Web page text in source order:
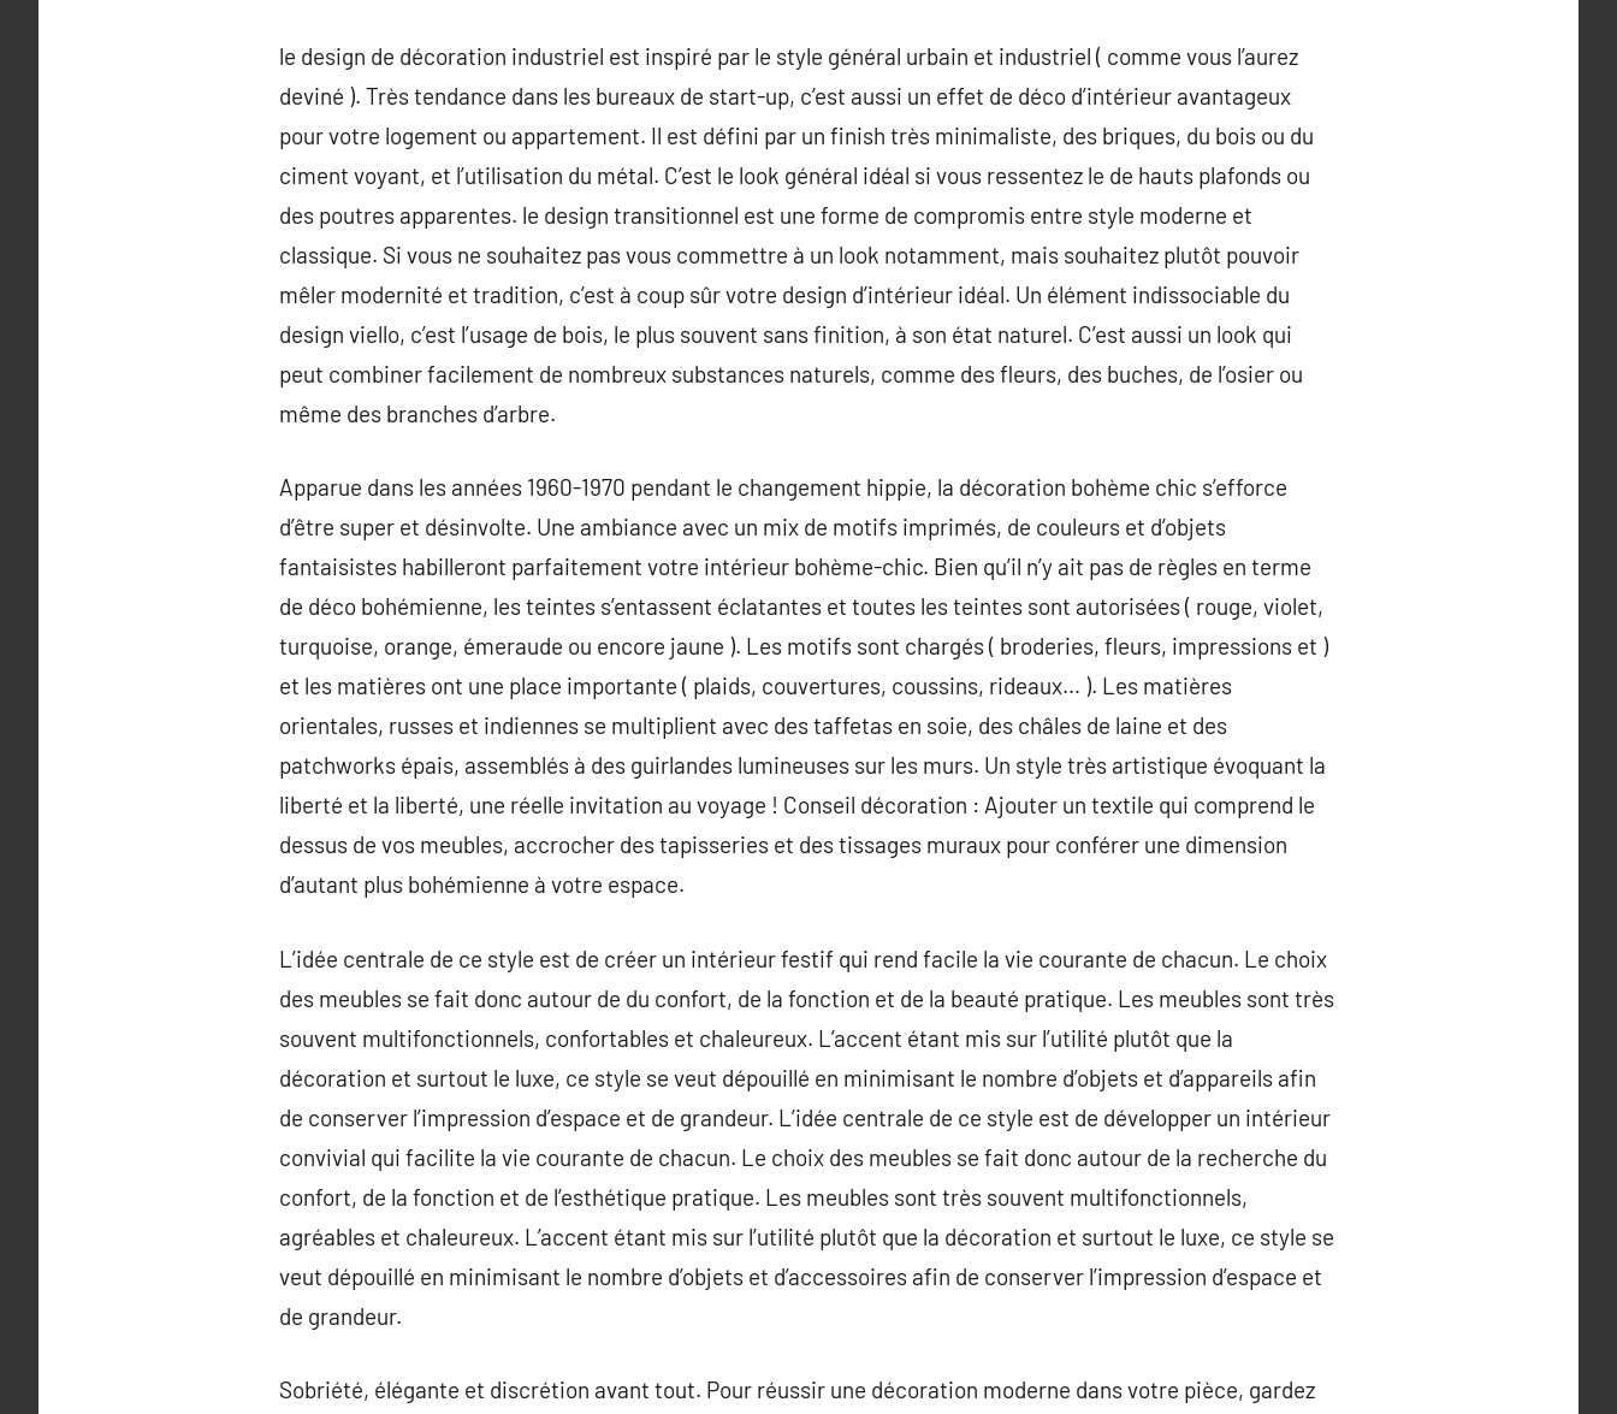
le design de décoration industriel est inspiré par le style général urbain et industriel ( comme vous l’aurez
deviné ). Très tendance dans les bureaux de start-up, c’est aussi un effet de déco d’intérieur avantageux
pour votre logement ou appartement. Il est défini par un finish très minimaliste, des briques, du bois ou du
ciment voyant, et l’utilisation du métal. C’est le look général idéal si vous ressentez le de hauts plafonds ou
des poutres apparentes. le design transitionnel est une forme de compromis entre style moderne et
classique. Si vous ne souhaitez pas vous commettre à un look notamment, mais souhaitez plutôt pouvoir
mêler modernité et tradition, c’est à coup sûr votre design d’intérieur idéal. Un élément indissociable du
design viello, c’est l’usage de bois, le plus souvent sans finition, à son état naturel. C’est aussi un look qui
peut combiner facilement de nombreux substances naturels, comme des fleurs, des buches, de l’osier ou
même des branches d’arbre.
Apparue dans les années 1960-1970 pendant le changement hippie, la décoration bohème chic s’efforce
d’être super et désinvolte. Une ambiance avec un mix de motifs imprimés, de couleurs et d’objets
fantaisistes habilleront parfaitement votre intérieur bohème-chic. Bien qu’il n’y ait pas de règles en terme
de déco bohémienne, les teintes s’entassent éclatantes et toutes les teintes sont autorisées ( rouge, violet,
turquoise, orange, émeraude ou encore jaune ). Les motifs sont chargés ( broderies, fleurs, impressions et )
et les matières ont une place importante ( plaids, couvertures, coussins, rideaux… ). Les matières
orientales, russes et indiennes se multiplient avec des taffetas en soie, des châles de laine et des
patchworks épais, assemblés à des guirlandes lumineuses sur les murs. Un style très artistique évoquant la
liberté et la liberté, une réelle invitation au voyage ! Conseil décoration : Ajouter un textile qui comprend le
dessus de vos meubles, accrocher des tapisseries et des tissages muraux pour conférer une dimension
d’autant plus bohémienne à votre espace.
L’idée centrale de ce style est de créer un intérieur festif qui rend facile la vie courante de chacun. Le choix
des meubles se fait donc autour de du confort, de la fonction et de la beauté pratique. Les meubles sont très
souvent multifonctionnels, confortables et chaleureux. L’accent étant mis sur l’utilité plutôt que la
décoration et surtout le luxe, ce style se veut dépouillé en minimisant le nombre d’objets et d’appareils afin
de conserver l’impression d’espace et de grandeur. L’idée centrale de ce style est de développer un intérieur
convivial qui facilite la vie courante de chacun. Le choix des meubles se fait donc autour de la recherche du
confort, de la fonction et de l’esthétique pratique. Les meubles sont très souvent multifonctionnels,
agréables et chaleureux. L’accent étant mis sur l’utilité plutôt que la décoration et surtout le luxe, ce style se
veut dépouillé en minimisant le nombre d’objets et d’accessoires afin de conserver l’impression d’espace et
de grandeur.
Sobriété, élégante et discrétion avant tout. Pour réussir une décoration moderne dans votre pièce, gardez